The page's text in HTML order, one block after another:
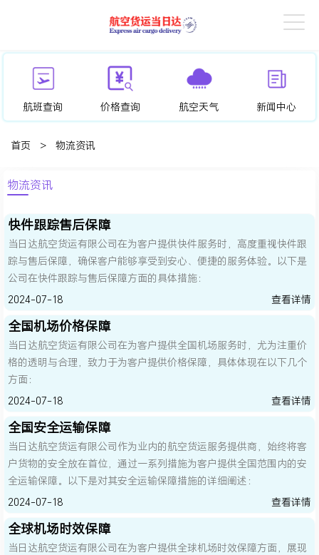
航班查询 价格查询 航空天气 新闻中心
首页 > 物流资讯
物流资讯
快件跟踪售后保障
当日达航空货运有限公司在为客户提供快件服务时，高度重视快件跟
踪与售后保障，确保客户能够享受到安心、便捷的服务体验。以下是
公司在快件跟踪与售后保障方面的具体措施：
2024-07-18
查看详情
全国机场价格保障
当日达航空货运有限公司在为客户提供全国机场服务时，尤为注重价
格的透明与合理，致力于为客户提供价格保障，具体体现在以下几个
方面：
2024-07-18
查看详情
全国安全运输保障
当日达航空货运有限公司作为业内的航空货运服务提供商，始终将客
户货物的安全放在首位，通过一系列措施为客户提供全国范围内的安
全运输保障。以下是对其安全运输保障措施的详细阐述：
2024-07-18
查看详情
全球机场时效保障
当日达航空货运有限公司在为客户提供全球机场时效保障方面，展现